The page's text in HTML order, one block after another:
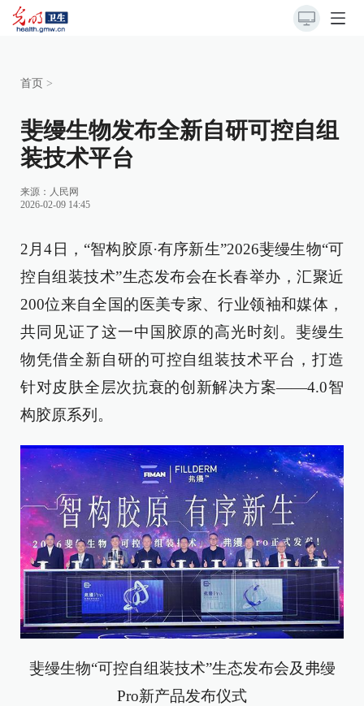
首页 >
斐缦生物发布全新自研可控自组
装技术平台
来源： 人民网
2026-02-09 14:45
2月4日，“智构胶原·有序新生”2026斐缦生物“可
控自组装技术”生态发布会在长春举办，汇聚近
200位来自全国的医美专家、行业领袖和媒体，
共同见证了这一中国胶原的高光时刻。斐缦生
物凭借全新自研的可控自组装技术平台，打造
针对皮肤全层次抗衰的创新解决方案——4.0智
构胶原系列。
斐缦生物“可控自组装技术”生态发布会及弗缦
Pro新产品发布仪式